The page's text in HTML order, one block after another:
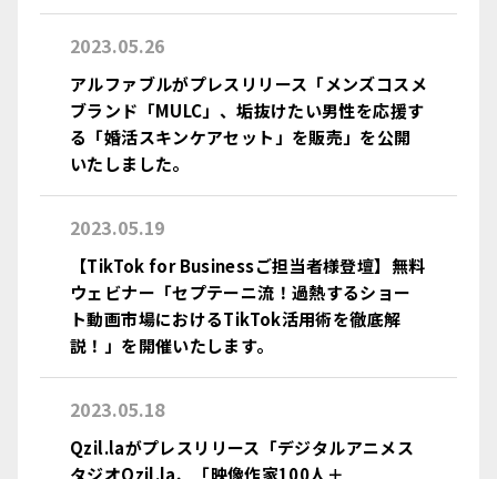
2023.05.26
アルファブルがプレスリリース「メンズコスメ
ブランド「MULC」、垢抜けたい男性を応援す
る「婚活スキンケアセット」を販売」を公開
いたしました。
2023.05.19
【TikTok for Businessご担当者様登壇】無料
ウェビナー「セプテーニ流！過熱するショー
ト動画市場におけるTikTok活用術を徹底解
説！」を開催いたします。
2023.05.18
Qzil.laがプレスリリース「デジタルアニメス
タジオQzil.la、「映像作家100人＋